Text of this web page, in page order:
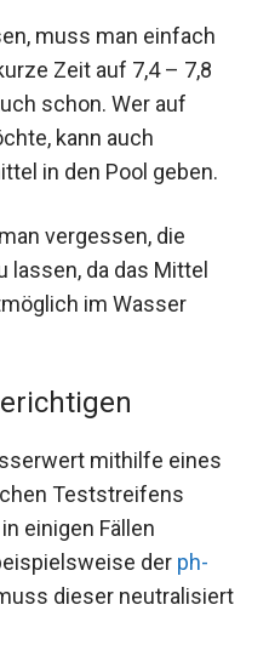
muss man einfach
Zeit auf 7,4 – 7,8
schon. Wer auf
kann auch
in den Pool geben.
vergessen, die
da das Mittel
im Wasser
mithilfe eines
Teststreifens
einigen Fällen
der ph-
dieser neutralisiert